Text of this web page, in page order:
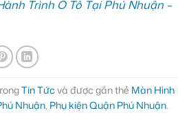
Trình Ô Tô Tại Phú Nhuận –
Tin Tứcvà được gắn thẻ Màn Hình
Nhuận, Phụ kiện Quận Phú Nhuận.